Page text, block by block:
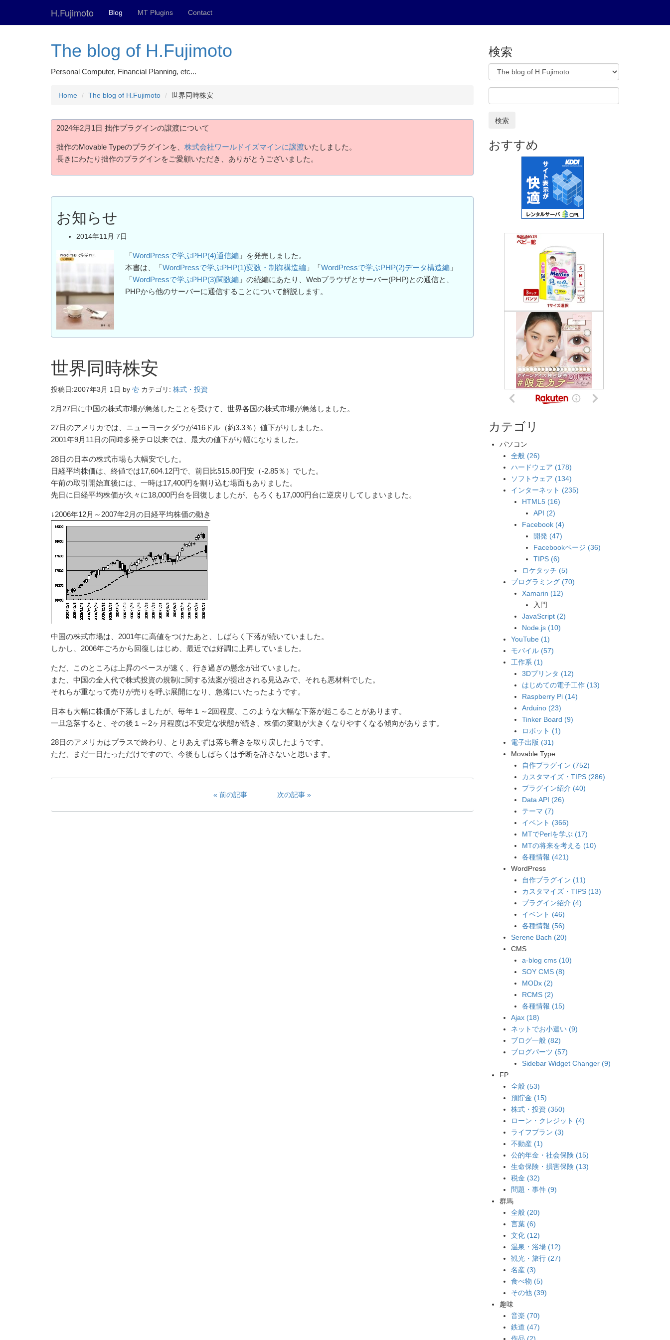
H.Fujimoto Blog MT Plugins Contact
The blog of H.Fujimoto
Personal Computer, Financial Planning, etc...
Home The blog of H.Fujimoto 世界同時株安
2024年2月1日 拙作プラグインの譲渡について
拙作のMovable Typeのプラグインを、 株式会社ワールドイズマインに譲渡いたしました。
長きにわたり拙作のプラグインをご愛顧いただき、ありがとうございました。
お知らせ
2014年11月 7日
「 WordPressで学ぶPHP(4)通信編 」を発売しました。
本書は、「 WordPressで学ぶPHP(1)変数・制御構造編 」「 WordPressで学ぶPHP(2)データ構造編 」
「 WordPressで学ぶPHP(3)関数編 」の続編にあたり、Webブラウザとサーバー(PHP)との通信と、
PHPから他のサーバーに通信することについて解説します。
世界同時株安
投稿日:2007年3月 1日 by 壱 カテゴリ: 株式・投資
2月27日に中国の株式市場が急落したことを受けて、世界各国の株式市場が急落しました。
27日のアメリカでは、ニューヨークダウが416ドル（約3.3％）値下がりしました。
2001年9月11日の同時多発テロ以来では、最大の値下がり幅になりました。
28日の日本の株式市場も大幅安でした。
日経平均株価は、終値では17,604.12円で、前日比515.80円安（-2.85％）でした。
午前の取引開始直後には、一時は17,400円を割り込む場面もありました。
先日に日経平均株価が久々に18,000円台を回復しましたが、もろくも17,000円台に逆戻りしてしまいました。
↓2006年12月～2007年2月の日経平均株価の動き
中国の株式市場は、2001年に高値をつけたあと、しばらく下落が続いていました。
しかし、2006年ごろから回復しはじめ、最近では好調に上昇していました。
ただ、このところは上昇のペースが速く、行き過ぎの懸念が出ていました。
また、中国の全人代で株式投資の規制に関する法案が提出される見込みで、それも悪材料でした。
それらが重なって売りが売りを呼ぶ展開になり、急落にいたったようです。
日本も大幅に株価が下落しましたが、毎年１～2回程度、このような大幅な下落が起こることがあります。
一旦急落すると、その後１～2ヶ月程度は不安定な状態が続き、株価の変動が大きくなりやすくなる傾向があります。
28日のアメリカはプラスで終わり、とりあえずは落ち着きを取り戻したようです。
ただ、まだ一日たっただけですので、今後もしばらくは予断を許さないと思います。
前の記事 次の記事
検索
検索
おすすめ
カテゴリ
パソコン
全般 (26)
ハードウェア (178)
ソフトウェア (134)
インターネット (235)
HTML5 (16)
API (2)
Facebook (4)
開発 (47)
Facebookページ (36)
TIPS (6)
ロケタッチ (5)
プログラミング (70)
Xamarin (12)
入門
JavaScript (2)
Node.js (10)
YouTube (1)
モバイル (57)
工作系 (1)
3Dプリンタ (12)
はじめての電子工作 (13)
Raspberry Pi (14)
Arduino (23)
Tinker Board (9)
ロボット (1)
電子出版 (31)
Movable Type
自作プラグイン (752)
カスタマイズ・TIPS (286)
プラグイン紹介 (40)
Data API (26)
テーマ (7)
イベント (366)
MTでPerlを学ぶ (17)
MTの将来を考える (10)
各種情報 (421)
WordPress
自作プラグイン (11)
カスタマイズ・TIPS (13)
プラグイン紹介 (4)
イベント (46)
各種情報 (56)
Serene Bach (20)
CMS
a-blog cms (10)
SOY CMS (8)
MODx (2)
RCMS (2)
各種情報 (15)
Ajax (18)
ネットでお小遣い (9)
ブログ一般 (82)
ブログパーツ (57)
Sidebar Widget Changer (9)
FP
全般 (53)
預貯金 (15)
株式・投資 (350)
ローン・クレジット (4)
ライフプラン (3)
不動産 (1)
公的年金・社会保険 (15)
生命保険・損害保険 (13)
税金 (32)
問題・事件 (9)
群馬
全般 (20)
言葉 (6)
文化 (12)
温泉・浴場 (12)
観光・旅行 (27)
名産 (3)
食べ物 (5)
その他 (39)
趣味
音楽 (70)
鉄道 (47)